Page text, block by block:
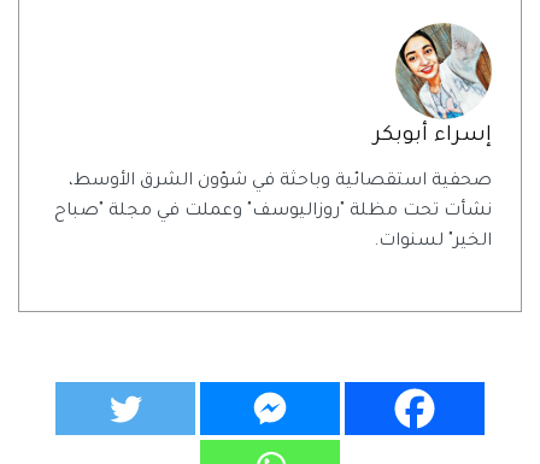
إسراء أبوبكر
صحفية استقصائية وباحثة في شؤون الشرق الأوسط،
نشأت تحت مظلة "روزاليوسف" وعملت في مجلة "صباح
الخير" لسنوات.